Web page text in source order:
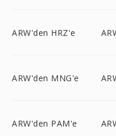
ARW'den HRZ'e
ARW'den MNG'e
ARW'den PAM'e